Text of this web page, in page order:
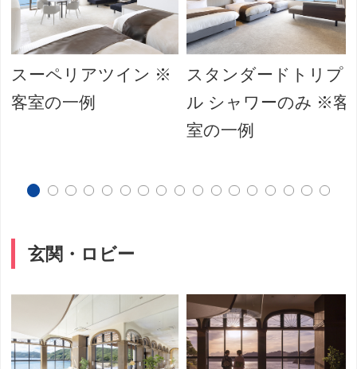
スーペリアツイン ※
客室の一例
スタンダードトリプ
ル シャワーのみ ※客
室の一例
玄関・ロビー